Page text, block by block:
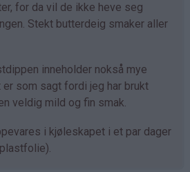
for da vil de ikke heve seg
Stekt butterdeig smaker aller
inneholder nokså mye
er som sagt fordi jeg har brukt
veldig mild og fin smak.
i kjøleskapet i et par dager